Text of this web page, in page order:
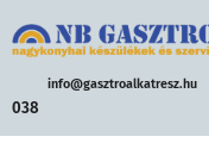
info@gasztroalkatresz.hu
038